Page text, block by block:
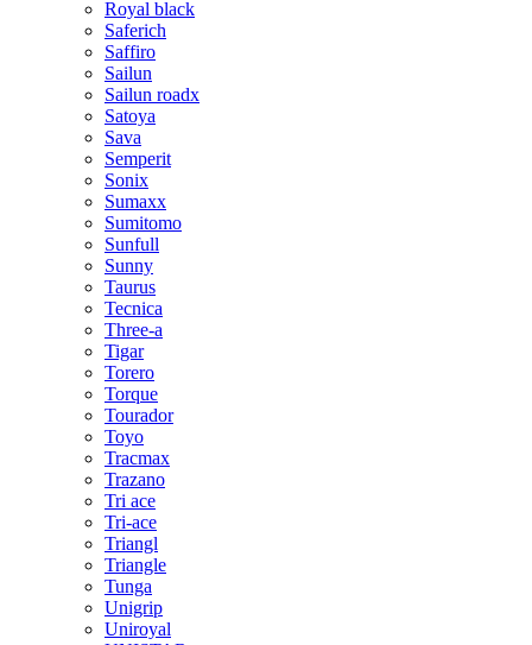
Royal black
Saferich
Saffiro
Sailun
Sailun roadx
Satoya
Sava
Semperit
Sonix
Sumaxx
Sumitomo
Sunfull
Sunny
Taurus
Tecnica
Three-a
Tigar
Torero
Torque
Tourador
Toyo
Tracmax
Trazano
Tri ace
Tri-ace
Triangl
Triangle
Tunga
Unigrip
Uniroyal